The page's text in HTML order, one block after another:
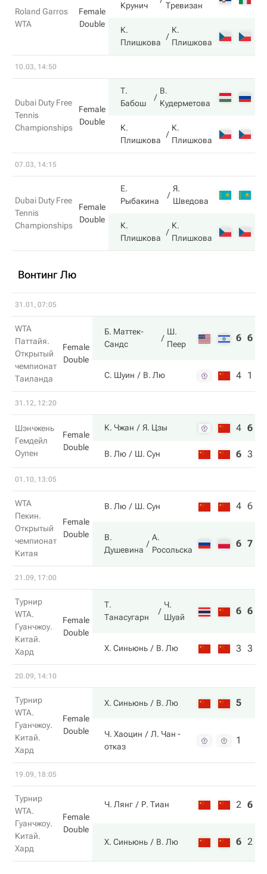
Roland Garros
WTA
Female
Double
Крунич
Тревизан
К.
Плишкова
К.
Плишкова
10.03, 14:50
Dubai Duty Free
Tennis
Championships
Female
Double
Т.
Бабош
В.
Кудерметова
К.
Плишкова
К.
Плишкова
07.03, 14:15
Dubai Duty Free
Tennis
Championships
Female
Double
Е.
Рыбакина
Я.
Шведова
К.
Плишкова
К.
Плишкова
Вонтинг Лю
31.01, 07:05
WTA
Паттайя.
Открытый
чемпионат
Таиланда
Female
Double
Б. Маттек-
Сандс
Ш.
Пеер
6 6
С. Шуин В. Лю 4 1
31.12, 12:20
Шэнчжень
Гемдейл
Оупен
Female
Double
К. Чжан Я. Цзы 4 6
В. Лю Ш. Сун 6 3
01.10, 13:05
WTA
Пекин.
Открытый
чемпионат
Китая
Female
Double
В. Лю Ш. Сун 4 6
В.
Душевина
А.
Росольска
6 7
21.09, 17:00
Турнир
WTA.
Гуанчжоу.
Китай.
Хард
Female
Double
Т.
Танасугарн
Ч.
Шуай
6 6
Х. Синьюнь В. Лю 3 3
20.09, 14:10
Турнир
WTA.
Гуанчжоу.
Китай.
Хард
Female
Double
Х. Синьюнь В. Лю 5
Ч. Хаоцин Л. Чан -
отказ
1
19.09, 18:05
Турнир
WTA.
Гуанчжоу.
Китай.
Хард
Female
Double
Ч. Лянг Р. Тиан 2 6
Х. Синьюнь В. Лю 6 2